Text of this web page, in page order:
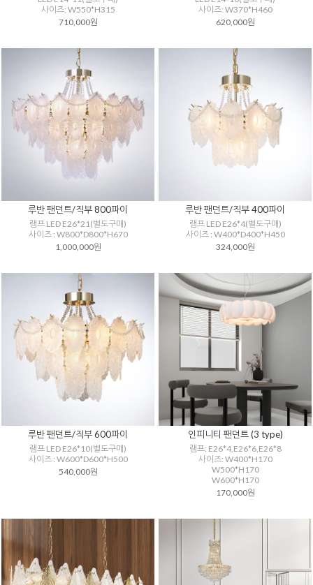
사이즈: W550*H315
710,000원
사이즈: W370*H460
620,000원
루반 팬던트/직부 800파이
램프 LED E26*21(별도구매)
사이즈 : W800*D800*H670
1,000,000원
루반 팬던트/직부 400파이
램프 LED E26*4(별도구매)
사이즈 : W400*D400*H450
324,000원
루반 팬던트/직부 600파이
램프 LED E26*10(별도구매)
사이즈 : W600*D600*H500
540,000원
인피니티 팬던트 (3 type)
램프: E26*4,E26*6,E26*8
사이즈: W400*H170
W500*H170
W600*H170
170,000원